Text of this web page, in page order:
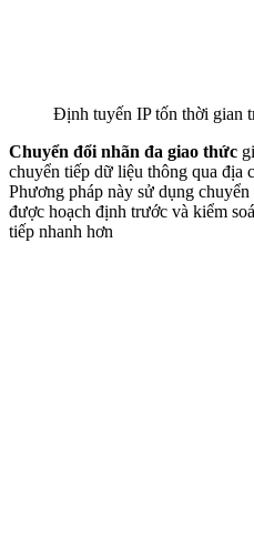
Định tuyến IP tốn thời gian
Chuyển đổi nhãn đa giao thức
chuyển tiếp dữ liệu thông qua địa
Phương pháp này sử dụng
được hoạch định trước và kiểm
tiếp nhanh hơn